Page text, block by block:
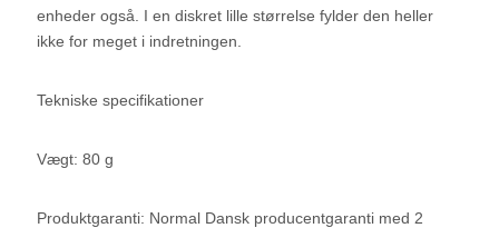
enheder også. I en diskret lille størrelse fylder den heller
ikke for meget i indretningen.
Tekniske specifikationer
Vægt: 80 g
Produktgaranti: Normal Dansk producentgaranti med 2